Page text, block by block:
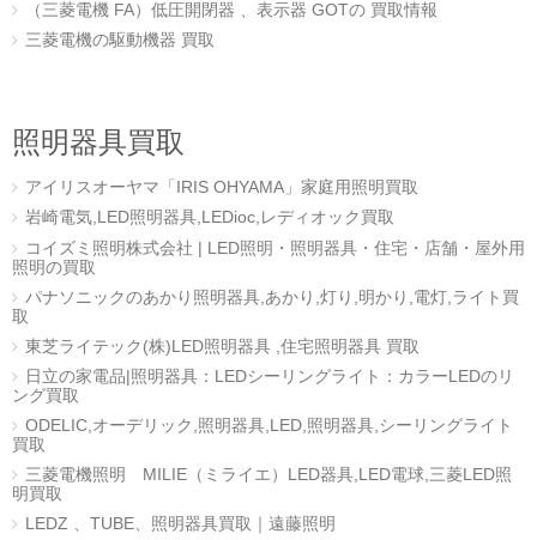
（三菱電機 FA）低圧開閉器 、表示器 GOTの 買取情報
三菱電機の駆動機器 買取
照明器具買取
アイリスオーヤマ「IRIS OHYAMA」家庭用照明買取
岩崎電気,LED照明器具,LEDioc,レディオック買取
コイズミ照明株式会社 | LED照明・照明器具・住宅・店舗・屋外用
照明の買取
パナソニックのあかり照明器具,あかり,灯り,明かり,電灯,ライト買
取
東芝ライテック(株)LED照明器具 ,住宅照明器具 買取
日立の家電品|照明器具：LEDシーリングライト：カラーLEDのリ
ング買取
ODELIC,オーデリック,照明器具,LED,照明器具,シーリングライト
買取
三菱電機照明 MILIE（ミライエ）LED器具,LED電球,三菱LED照
明買取
LEDZ 、TUBE、照明器具買取｜遠藤照明